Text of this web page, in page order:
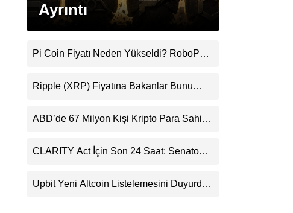
Instagram
LinkedIn
Telegram
Ayrıntı
Pi Coin Fiyatı Neden Yükseldi? RoboPay
Destekledi
Ripple (XRP) Fiyatına Bakanlar Bunu
Uyarı
ABD’de 67 Milyon Kişi Kripto Para Sahibi:
CLARITY Act İçin Son 24 Saat: Senato
Beklentisini Bozabilir
Upbit Yeni Altcoin Listelemesini Duyurdu: